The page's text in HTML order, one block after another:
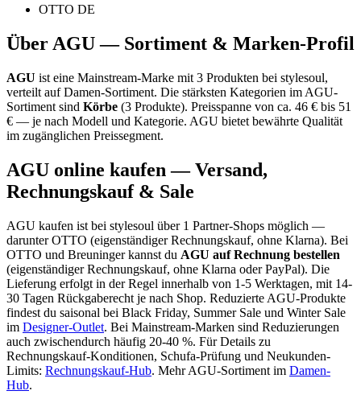
OTTO DE
Über AGU— Sortiment & Marken-Profil
AGU ist eine Mainstream-Marke mit 3 Produkten bei stylesoul,
verteilt auf Damen-Sortiment. Die stärksten Kategorien im AGU-
Sortiment sind Körbe (3 Produkte). Preisspanne von ca. 46 € bis 51
€ — je nach Modell und Kategorie. AGU bietet bewährte Qualität
im zugänglichen Preissegment.
AGU online kaufen — Versand,
Rechnungskauf & Sale
AGU kaufen ist bei stylesoul über 1 Partner-Shops möglich —
darunterOTTO (eigenständiger Rechnungskauf, ohne Klarna). Bei
OTTO und Breuninger kannst du AGU auf Rechnung bestellen
(eigenständiger Rechnungskauf, ohne Klarna oder PayPal). Die
Lieferung erfolgt in der Regel innerhalb von 1-5 Werktagen, mit 14-
30 Tagen Rückgaberecht je nach Shop. Reduzierte AGU-Produkte
findest du saisonal bei Black Friday, Summer Sale und Winter Sale
im Designer-Outlet. Bei Mainstream-Marken sind Reduzierungen
auch zwischendurch häufig 20-40 %. Für Details zu
Rechnungskauf-Konditionen, Schufa-Prüfung und Neukunden-
Limits: Rechnungskauf-Hub. MehrAGU-Sortiment im Damen-
Hub.